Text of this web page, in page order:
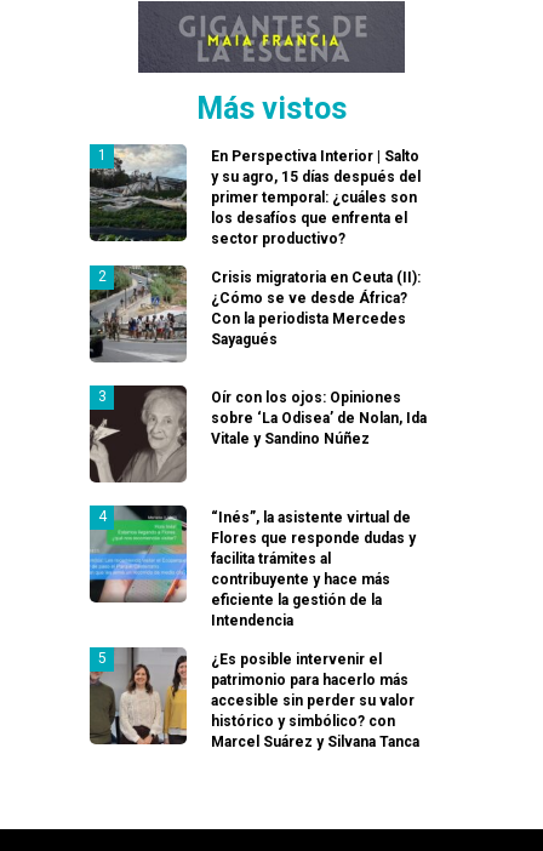
Más vistos
En Perspectiva Interior | Salto
y su agro, 15 días después del
primer temporal: ¿cuáles son
los desafíos que enfrenta el
sector productivo?
Crisis migratoria en Ceuta (II):
¿Cómo se ve desde África?
Con la periodista Mercedes
Sayagués
Oír con los ojos: Opiniones
sobre ‘La Odisea’ de Nolan, Ida
Vitale y Sandino Núñez
“Inés”, la asistente virtual de
Flores que responde dudas y
facilita trámites al
contribuyente y hace más
eficiente la gestión de la
Intendencia
¿Es posible intervenir el
patrimonio para hacerlo más
accesible sin perder su valor
histórico y simbólico? con
Marcel Suárez y Silvana Tanca